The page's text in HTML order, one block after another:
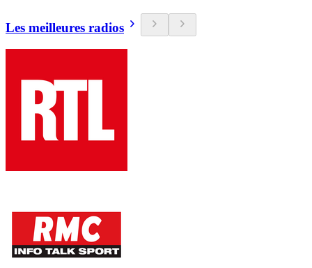
Les meilleures radios